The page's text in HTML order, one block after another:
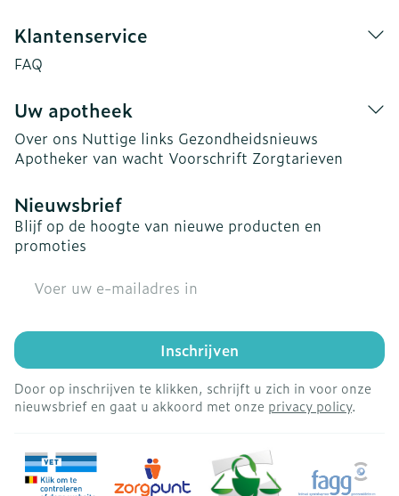
Klantenservice
FAQ
Uw apotheek
Over ons Nuttige links Gezondheidsnieuws
Apotheker van wacht Voorschrift Zorgtarieven
Nieuwsbrief
Blijf op de hoogte van nieuwe producten en
promoties
Inschrijven
Door op inschrijven te klikken, schrijft u zich in voor onze
nieuwsbrief en gaat u akkoord met onze privacy policy.